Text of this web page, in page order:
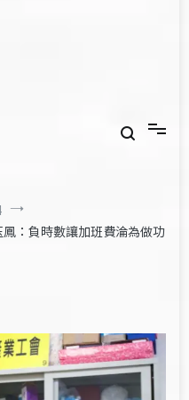
鳳：負時數讓加班費淪為做功